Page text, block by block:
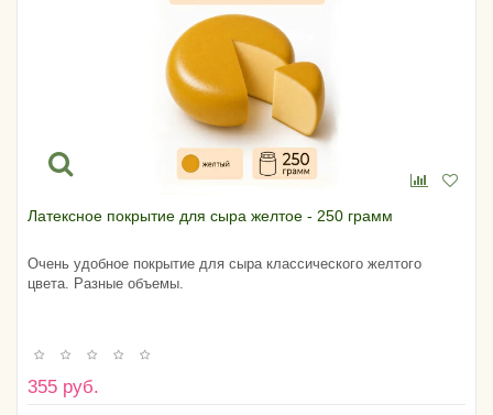
Латексное покрытие для сыра желтое - 250 грамм
Очень удобное покрытие для сыра классического желтого
цвета. Разные объемы.
355 руб.